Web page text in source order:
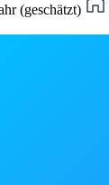
(geschätzt)